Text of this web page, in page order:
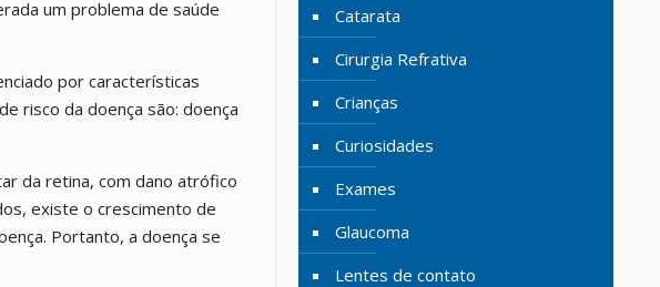
um problema de saúde
por características
risco da doença são: doença
da retina, com dano atrófico
existe o crescimento de
Portanto, a doença se
Catarata
Cirurgia Refrativa
Crianças
Curiosidades
Exames
Glaucoma
Lentes de contato